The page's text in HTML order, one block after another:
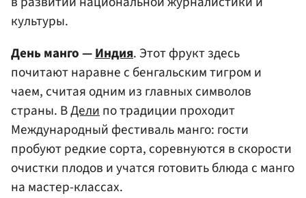
культуры.
День манго —Индия. Этот фрукт здесь
почитают наравне с бенгальским тигром и
чаем, считая одним из главных символов
страны. ВДелипо традиции проходит
Международный фестиваль манго: гости
пробуют редкие сорта, соревнуются в скорости
очистки плодов и учатся готовить блюда с манго
на мастер-классах.